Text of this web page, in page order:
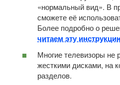
«нормальный вид». В
сможете её
Более подробно о
читаем эту
Многие телевизоры
жесткими дисками, на
разделов.